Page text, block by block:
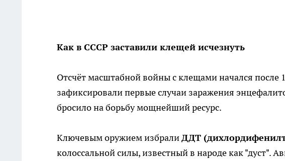
Как в СССР заставили клещей исчезнуть
Отсчёт масштабной войны с клещами начался после
зафиксировали первые случаи заражения
бросило на борьбу мощнейший ресурс.
Ключевым оружием избралиДДТ
колоссальной силы, известный в народе как "дуст".